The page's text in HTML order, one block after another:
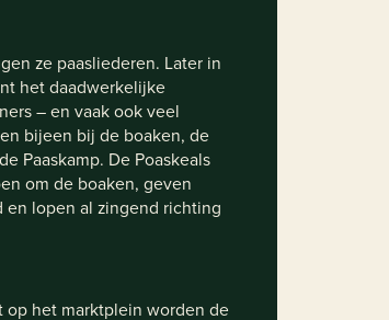
ze paasliederen. Later in
het daadwerkelijke
– en vaak ook veel
bijeen bij de boaken, de
Paaskamp. De Poaskeals
om de boaken, geven
en lopen al zingend richting
op het marktplein worden de